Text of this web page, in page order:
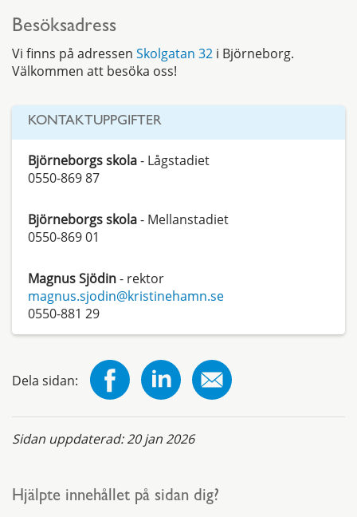
Besöksadress
Vi finns på adressen Skolgatan 32 i Björneborg.
Välkommen att besöka oss!
KONTAKTUPPGIFTER
Björneborgs skola- Lågstadiet
0550-869 87
Björneborgs skola- Mellanstadiet
0550-869 01
Magnus Sjödin- rektor
magnus.sjodin@kristinehamn.se
0550-881 29
Dela sidan:
Sidan uppdaterad:20 jan 2026
Hjälpte innehållet på sidan dig?